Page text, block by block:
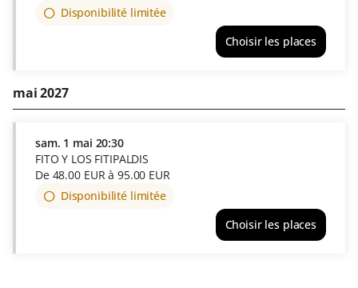
Disponibilité limitée
Choisir les places
FITO
ven.
EUR
à
95.00
mai 2027
sam. 1 mai 20:30
FITO Y LOS FITIPALDIS
De 48.00 EUR à95.00 EUR
Disponibilité limitée
Choisir les places
FITO